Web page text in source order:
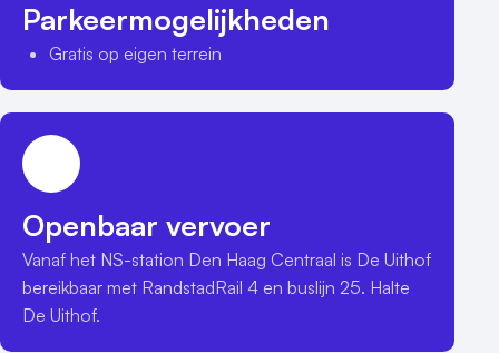
Parkeermogelijkheden
Gratis op eigen terrein
Openbaar vervoer
Vanaf het NS-station Den Haag Centraal is De Uithof
bereikbaar met RandstadRail 4 en buslijn 25. Halte
De Uithof.